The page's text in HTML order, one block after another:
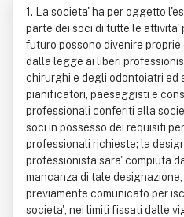
Sigla Studio Bosio
S.t.p.
1. La societa' ha per oggetto
parte dei soci di tutte le attivita'
futuro possono divenire
dalla legge ai liberi
chirurghi e degli odontoiatri ed
pianificatori, paesaggisti e
professionali conferiti alla
soci in possesso dei requisiti
professionali richieste; la
professionista sara' compiuta
mancanza di tale
previamente comunicato per
societa', nei limiti fissati dalle